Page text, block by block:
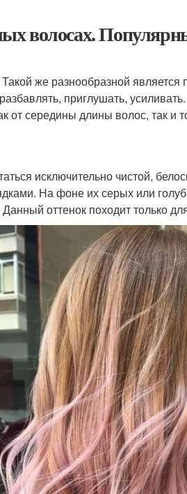
волосах.
же разнообразной является
приглушать,
середины длины волос, так и
исключительно чистой,
На фоне их серых или
оттенок походит только